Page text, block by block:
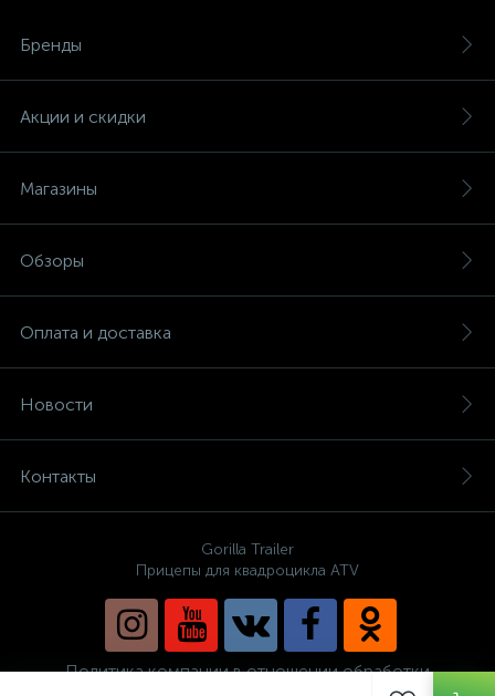
Бренды
Акции и скидки
Магазины
Обзоры
Оплата и доставка
Новости
Контакты
Gorilla Trailer
Прицепы для квадроцикла ATV
Политика компании в отношении обработки